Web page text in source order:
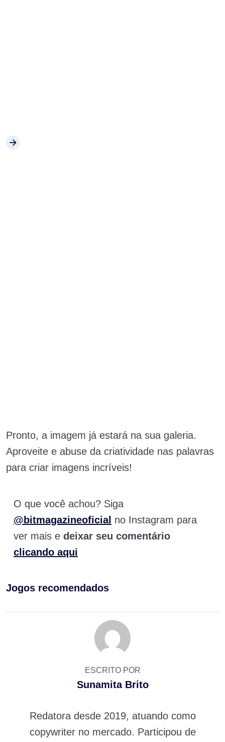
Pronto, a imagem já estará na sua galeria.
Aproveite e abuse da criatividade nas palavras
para criar imagens incríveis!
O que você achou? Siga
@bitmagazineoficial no Instagram para
ver mais e deixar seu comentário
clicando aqui
Jogos recomendados
ESCRITO POR
Sunamita Brito
Redatora desde 2019, atuando como
copywriter no mercado. Participou de